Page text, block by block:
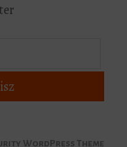
WordPress Theme